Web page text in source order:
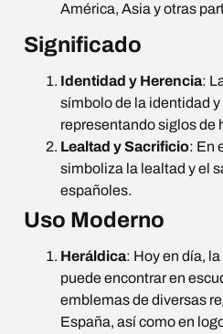
América, Asia y otras
Significado
Identidad y Herencia:
símbolo de la identidad
representando siglos de
Lealtad y Sacrificio: En
simboliza la lealtad y el
españoles.
Uso Moderno
Heráldica: Hoy en día,
puede encontrar en
emblemas de diversas
España, así como en